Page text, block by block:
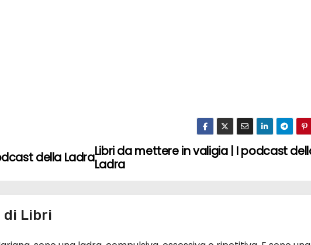
Libri da mettere in valigia | I podcast
Ladra
della Ladra
di Libri